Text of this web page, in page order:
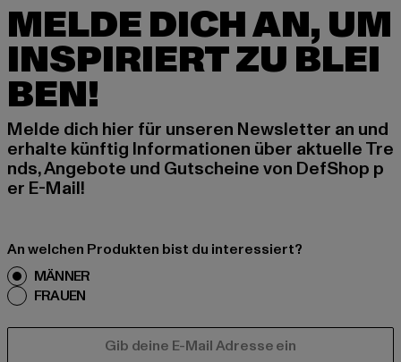
MELDE DICH AN, UM
INSPIRIERT ZU BLEI
BEN!
Melde dich hier für unseren Newsletter an und
erhalte künftig Informationen über aktuelle Tre
nds, Angebote und Gutscheine von DefShop p
er E-Mail!
An welchen Produkten bist du interessiert?
MÄNNER
FRAUEN